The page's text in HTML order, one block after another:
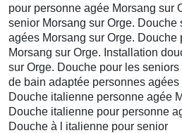
pour personne agée Morsang sur
senior Morsang sur Orge. Douche
agées Morsang sur Orge.
Morsang sur Orge. Installation
sur Orge. Douche pour les
de bain adaptée personnes agées
Douche italienne personne agée
Douche italienne pour personne
Douche à l italienne pour senior